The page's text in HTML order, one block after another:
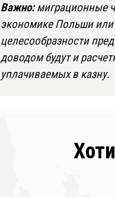
Важно:миграционные
экономике Польши или
целесообразности
доводом будут и
уплачиваемых в казну.